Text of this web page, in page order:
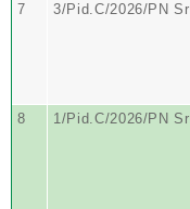
7
3/Pid.C/2026/PN Srl
8
1/Pid.C/2026/PN Srl